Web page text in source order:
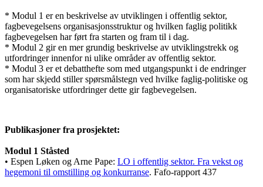
* Modul 1 er en beskrivelse av utviklingen i offentlig sektor,
fagbevegelsens organisasjonsstruktur og hvilken faglig politikk
fagbevegelsen har ført fra starten og fram til i dag.
* Modul 2 gir en mer grundig beskrivelse av utviklingstrekk og
utfordringer innenfor ni ulike områder av offentlig sektor.
* Modul 3 er et debatthefte som med utgangspunkt i de endringer
som har skjedd stiller spørsmålstegn ved hvilke faglig-politiske og
organisatoriske utfordringer dette gir fagbevegelsen.
Publikasjoner fra prosjektet:
Modul 1 Ståsted
• Espen Løken og Arne Pape: LO i offentlig sektor. Fra vekst og
hegemoni til omstilling og konkurranse. Fafo-rapport 437